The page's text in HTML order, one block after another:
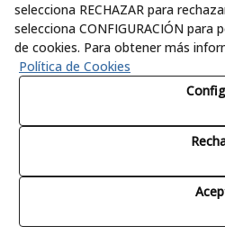
S.L. - Todos los
selecciona RECHAZAR para
selecciona CONFIGURACIÓN para
de cookies. Para obtener más
Política de Cookies